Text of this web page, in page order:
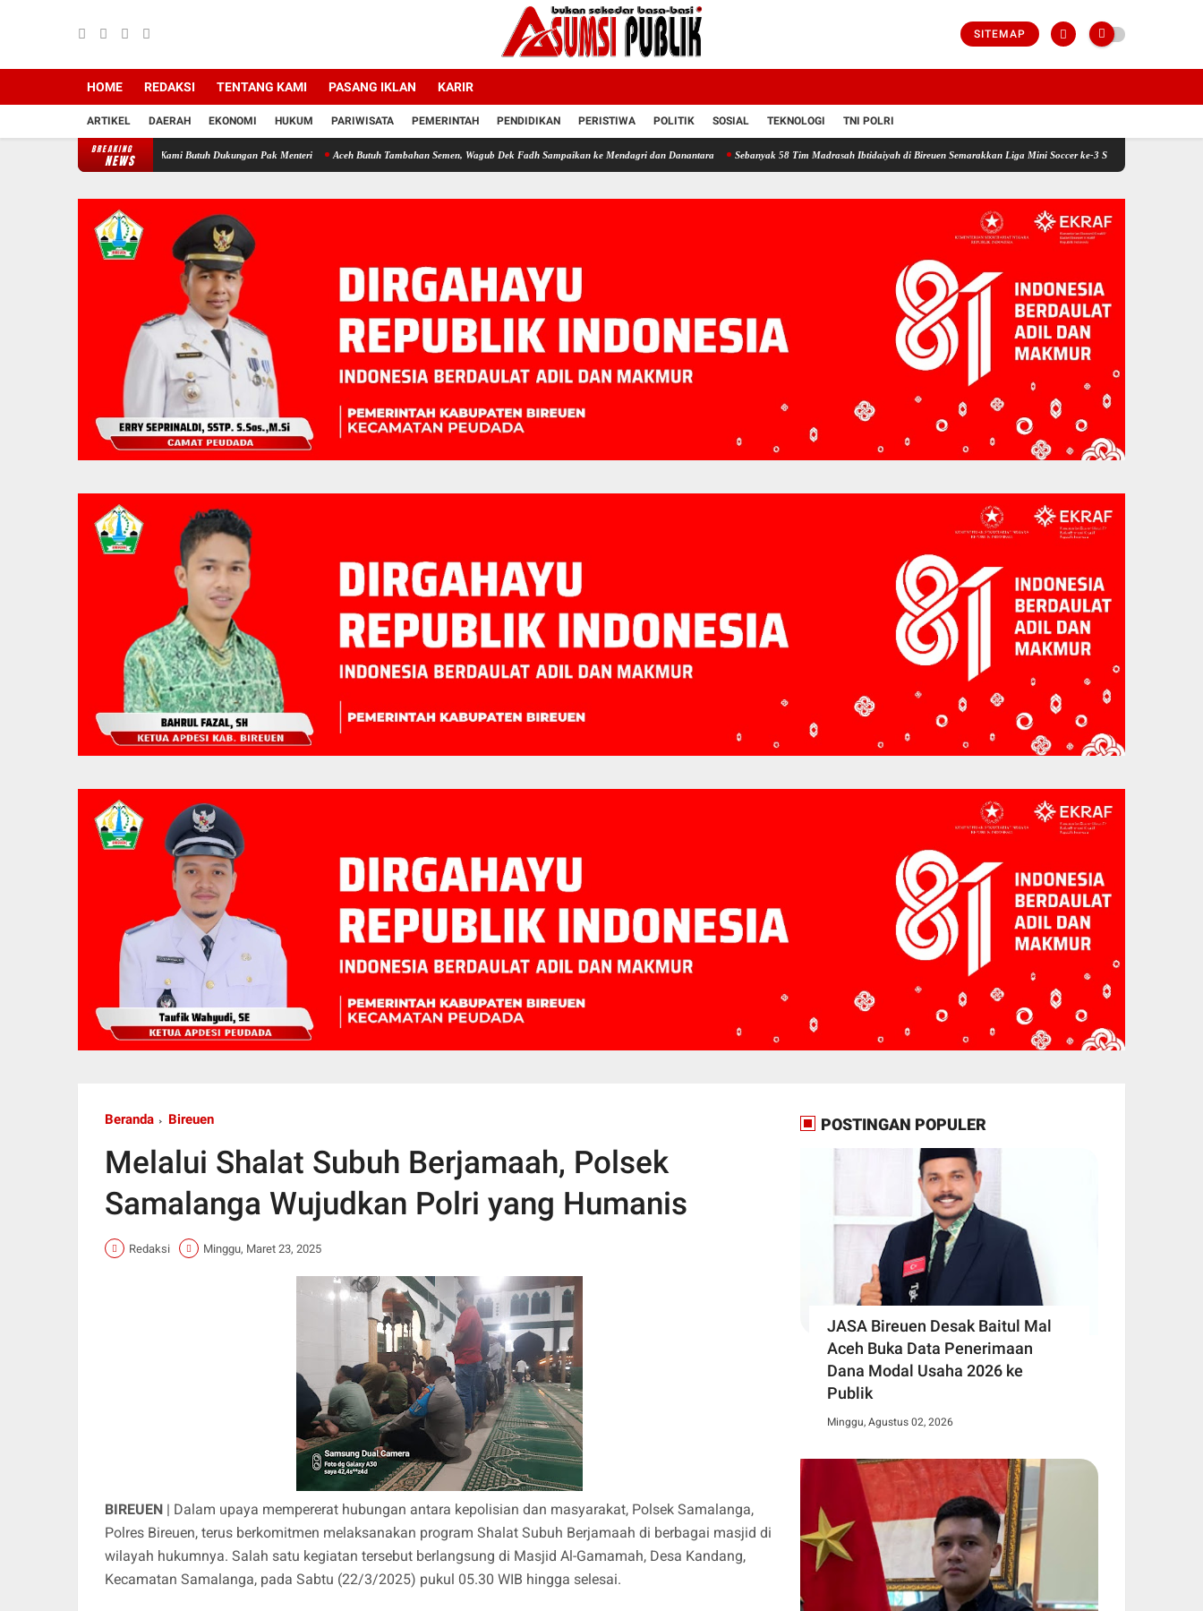
SITEMAP
HOME REDAKSI TENTANG KAMI PASANG IKLAN KARIR
ARTIKEL DAERAH EKONOMI HUKUM PARIWISATA PEMERINTAH PENDIDIKAN PERISTIWA POLITIK SOSIAL TEKNOLOGI TNI POLRI
BREAKING
NEWS
Gubernur Mualem: Kami Butuh Dukungan Pak Menteri Aceh Butuh Tambahan Semen, Wagub Dek Fadh Sampaikan ke Mendagri dan Danantara Sebanyak 58 Tim Madrasah Ibtidaiyah di Bireuen Semarakkan Liga Mini Soccer ke-3 Sambut HUT RI dan HAB Kemenag
Beranda Bireuen
Melalui Shalat Subuh Berjamaah, Polsek
Samalanga Wujudkan Polri yang Humanis
Redaksi Minggu, Maret 23, 2025
BIREUEN | Dalam upaya mempererat hubungan antara kepolisian dan masyarakat, Polsek Samalanga,
Polres Bireuen, terus berkomitmen melaksanakan program Shalat Subuh Berjamaah di berbagai masjid di
wilayah hukumnya. Salah satu kegiatan tersebut berlangsung di Masjid Al-Gamamah, Desa Kandang,
Kecamatan Samalanga, pada Sabtu (22/3/2025) pukul 05.30 WIB hingga selesai.
POSTINGAN POPULER
JASA Bireuen Desak Baitul Mal
Aceh Buka Data Penerimaan
Dana Modal Usaha 2026 ke
Publik
Minggu, Agustus 02, 2026